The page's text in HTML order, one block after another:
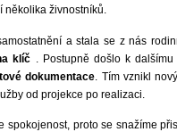
několika živnostníků.
a stala se z nás
klíč
. Postupně došlo k
dokumentace . Tím vznikl
od projekce po realizaci.
spokojenost, proto se snažíme